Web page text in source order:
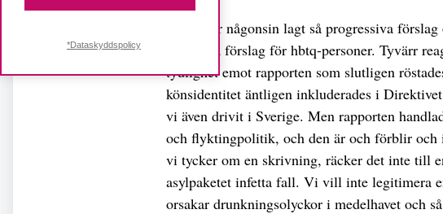
Ingen har någonsin lagt så progressiva
så skarpa förslag för hbtq-personer. Tyvärr
tydlighet emot rapporten som slutligen
könsidentitet äntligen inkluderades i
vi även drivit i Sverige. Men rapporten
och flyktingpolitik, och den är och förblir och
vi tycker om en skrivning, räcker det inte till
asylpaketet infetta fall. Vi vill inte legitimera
orsakar drunkningsolyckor i medelhavet och
*Dataskyddspolicy